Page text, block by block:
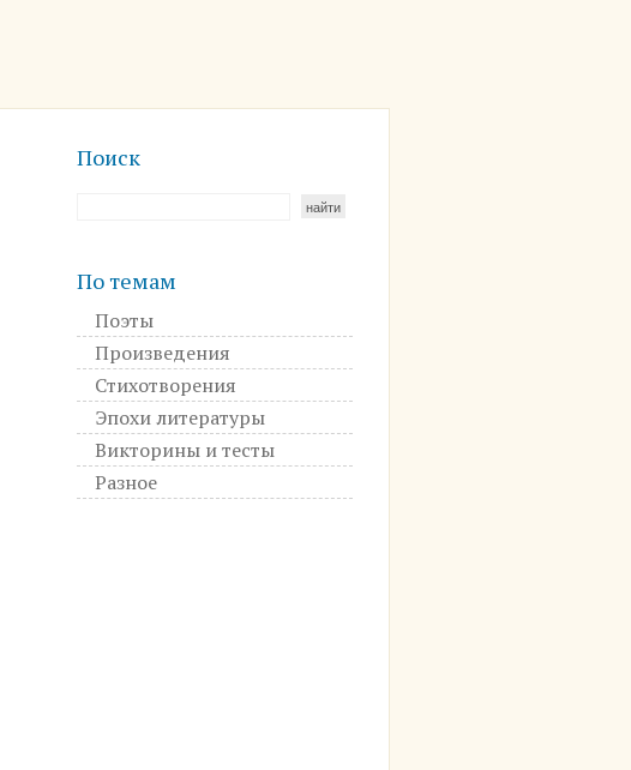
Поиск
По темам
Поэты
Произведения
Стихотворения
Эпохи литературы
Викторины и тесты
Разное